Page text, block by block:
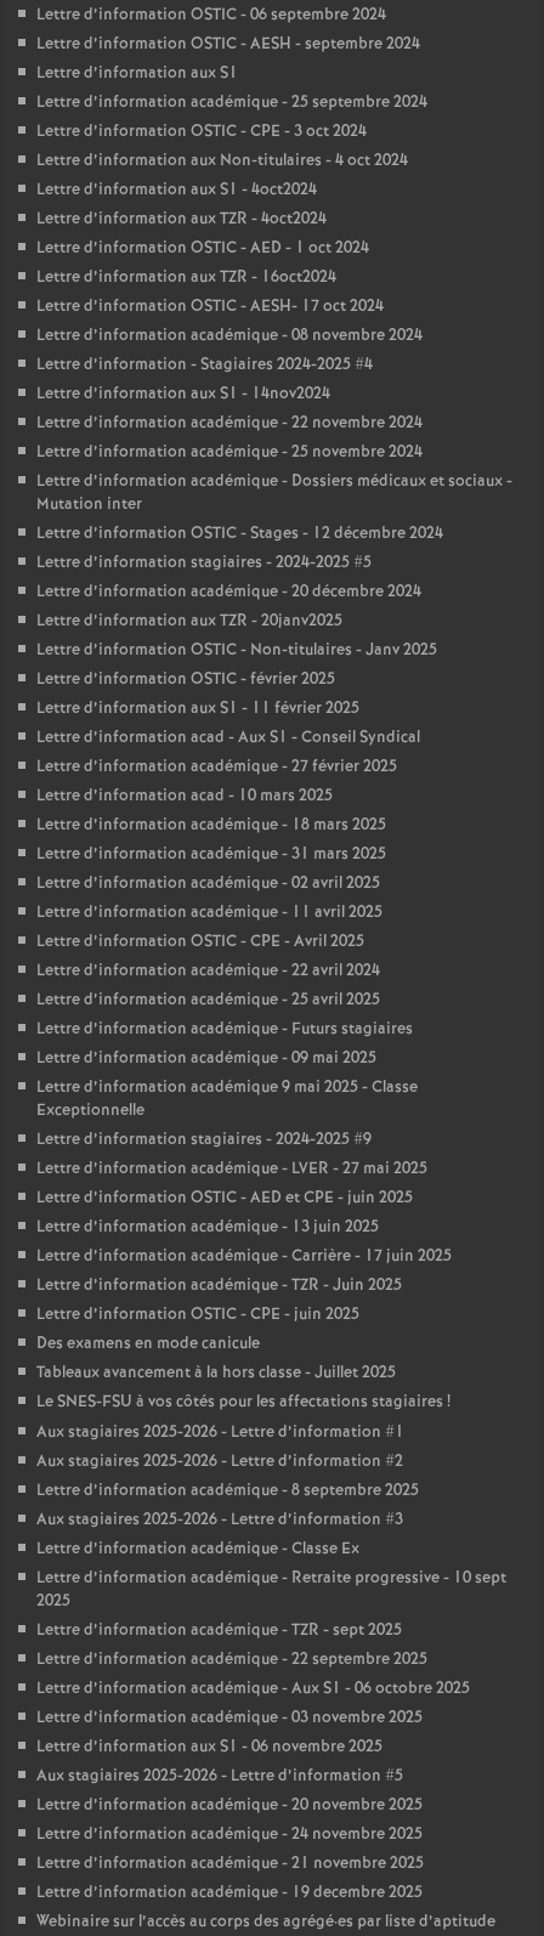
Lettre d’information OSTIC - 06 septembre 2024
Lettre d’information OSTIC - AESH - septembre 2024
Lettre d’information aux S1
Lettre d’information académique - 25 septembre 2024
Lettre d’information OSTIC - CPE - 3 oct 2024
Lettre d’information aux Non-titulaires - 4 oct 2024
Lettre d’information aux S1 - 4oct2024
Lettre d’information aux TZR - 4oct2024
Lettre d’information OSTIC - AED - 1 oct 2024
Lettre d’information aux TZR - 16oct2024
Lettre d’information OSTIC - AESH- 17 oct 2024
Lettre d’information académique - 08 novembre 2024
Lettre d’information - Stagiaires 2024-2025 #4
Lettre d’information aux S1 - 14nov2024
Lettre d’information académique - 22 novembre 2024
Lettre d’information académique - 25 novembre 2024
Lettre d’information académique - Dossiers médicaux et sociaux -
Mutation inter
Lettre d’information OSTIC - Stages - 12 décembre 2024
Lettre d’information stagiaires - 2024-2025 #5
Lettre d’information académique - 20 décembre 2024
Lettre d’information aux TZR - 20janv2025
Lettre d’information OSTIC - Non-titulaires - Janv 2025
Lettre d’information OSTIC - février 2025
Lettre d’information aux S1 - 11 février 2025
Lettre d’information acad - Aux S1 - Conseil Syndical
Lettre d’information académique - 27 février 2025
Lettre d’information acad - 10 mars 2025
Lettre d’information académique - 18 mars 2025
Lettre d’information académique - 31 mars 2025
Lettre d’information académique - 02 avril 2025
Lettre d’information académique - 11 avril 2025
Lettre d’information OSTIC - CPE - Avril 2025
Lettre d’information académique - 22 avril 2024
Lettre d’information académique - 25 avril 2025
Lettre d’information académique - Futurs stagiaires
Lettre d’information académique - 09 mai 2025
Lettre d’information académique 9 mai 2025 - Classe
Exceptionnelle
Lettre d’information stagiaires - 2024-2025 #9
Lettre d’information académique - LVER - 27 mai 2025
Lettre d’information OSTIC - AED et CPE - juin 2025
Lettre d’information académique - 13 juin 2025
Lettre d’information académique - Carrière - 17 juin 2025
Lettre d’information académique - TZR - Juin 2025
Lettre d’information OSTIC - CPE - juin 2025
Des examens en mode canicule
Tableaux avancement à la hors classe - Juillet 2025
Le SNES-FSU à vos côtés pour les affectations stagiaires !
Aux stagiaires 2025-2026 - Lettre d’information #1
Aux stagiaires 2025-2026 - Lettre d’information #2
Lettre d’information académique - 8 septembre 2025
Aux stagiaires 2025-2026 - Lettre d’information #3
Lettre d’information académique - Classe Ex
Lettre d’information académique - Retraite progressive - 10 sept
2025
Lettre d’information académique - TZR - sept 2025
Lettre d’information académique - 22 septembre 2025
Lettre d’information académique - Aux S1 - 06 octobre 2025
Lettre d’information académique - 03 novembre 2025
Lettre d’information aux S1 - 06 novembre 2025
Aux stagiaires 2025-2026 - Lettre d’information #5
Lettre d’information académique - 20 novembre 2025
Lettre d’information académique - 24 novembre 2025
Lettre d’information académique - 21 novembre 2025
Lettre d’information académique - 19 decembre 2025
Webinaire sur l’accès au corps des agrégé·es par liste d’aptitude